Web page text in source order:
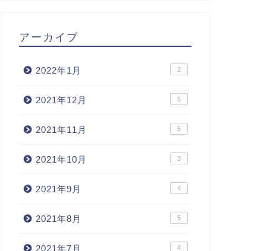
アーカイブ
2022年1月 2
2021年12月 5
2021年11月 5
2021年10月 3
2021年9月 4
2021年8月 5
2021年7月 4